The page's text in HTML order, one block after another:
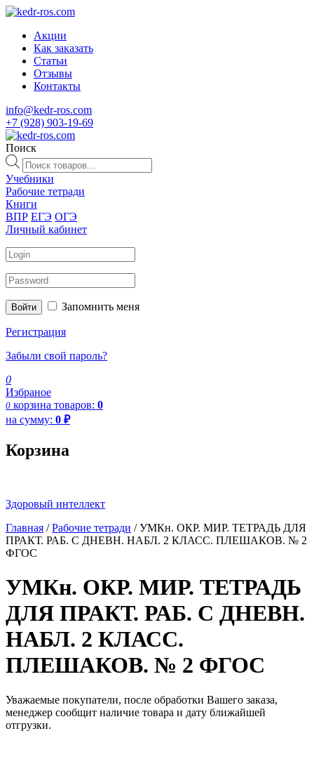
Акции
Как заказать
Статьи
Отзывы
Контакты
info@kedr-ros.com
+7 (928) 903-19-69
Поиск
Поиск
товаров
Учебники
Рабочие тетради
Книги
ВПР ЕГЭ ОГЭ
Личный кабинет
Войти Запомнить меня
Регистрация
Забыли свой пароль?
0
Избраное
0 корзина товаров: 0
на сумму: 0 ₽
Корзина
Здоровый интеллект
Главная /Рабочие тетради / УМКн. ОКР. МИР. ТЕТРАДЬ ДЛЯ
ПРАКТ. РАБ. С ДНЕВН. НАБЛ. 2 КЛАСС. ПЛЕШАКОВ. № 2
ФГОС
УМКн. ОКР. МИР. ТЕТРАДЬ
ДЛЯ ПРАКТ. РАБ. С ДНЕВН.
НАБЛ. 2 КЛАСС.
ПЛЕШАКОВ. № 2 ФГОС
Уважаемые покупатели, после обработки Вашего заказа,
менеджер сообщит наличие товара и дату ближайшей
отгрузки.